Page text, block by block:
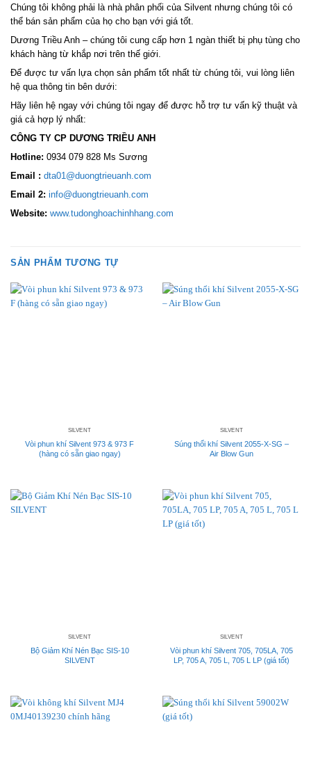
Chúng tôi không phải là nhà phân phối của Silvent nhưng chúng tôi có
thể bán sản phẩm của họ cho bạn với giá tốt.
Dương Triều Anh – chúng tôi cung cấp hơn 1 ngàn thiết bị phụ tùng cho
khách hàng từ khắp nơi trên thế giới.
Để được tư vấn lựa chọn sản phẩm tốt nhất từ chúng tôi, vui lòng liên
hệ qua thông tin bên dưới:
Hãy liên hệ ngay với chúng tôi ngay để được hỗ trợ tư vấn kỹ thuật và
giá cả hợp lý nhất:
CÔNG TY CP DƯƠNG TRIỀU ANH
Hotline: 0934 079 828 Ms Sương
Email : dta01@duongtrieuanh.com
Email 2: info@duongtrieuanh.com
Website: www.tudonghoachinhhang.com
SẢN PHẨM TƯƠNG TỰ
SILVENT
Vòi phun khí Silvent 973 & 973 F
(hàng có sẵn giao ngay)
SILVENT
Súng thổi khí Silvent 2055-X-SG –
Air Blow Gun
SILVENT
Bộ Giảm Khí Nén Bạc SIS-10
SILVENT
SILVENT
Vòi phun khí Silvent 705, 705LA, 705
LP, 705 A, 705 L, 705 L LP (giá tốt)